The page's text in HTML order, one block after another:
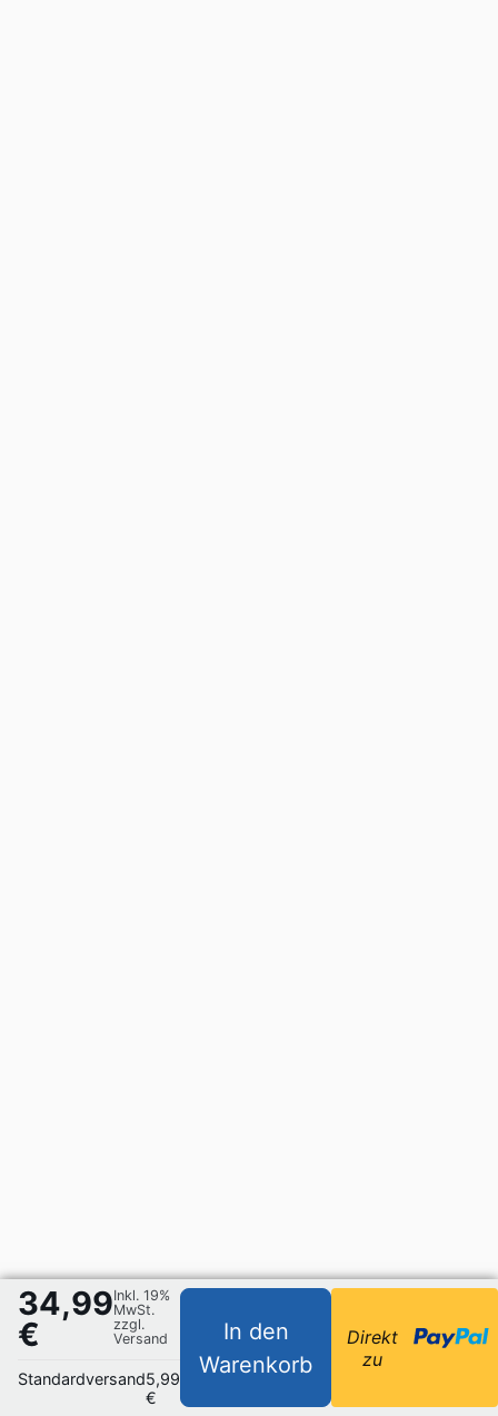
34,99
€
Inkl. 19%
MwSt.
zzgl.
Versand
Standardversand5,99
€
In den
Warenkorb
Direkt
zu